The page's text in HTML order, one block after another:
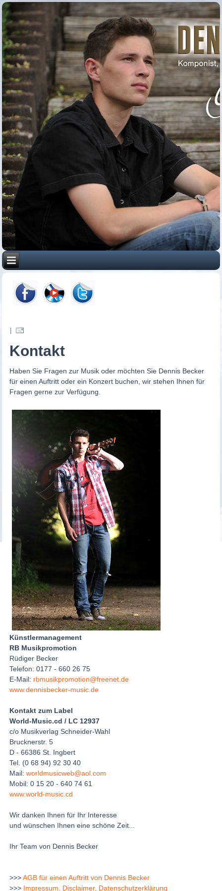
|
Kontakt
Haben Sie Fragen zur Musik oder möchten Sie Dennis Becker
für einen Auftritt oder ein Konzert buchen, wir stehen Ihnen für
Fragen gerne zur Verfügung.
Künstlermanagement
RB Musikpromotion
Rüdiger Becker
Telefon: 0177 - 660 26 75
E-Mail: rbmusikpromotion@freenet.de
www.dennisbecker-music.de
Kontakt zum Label
World-Music.cd / LC 12937
c/o Musikverlag Schneider-Wahl
Brucknerstr. 5
D - 66386 St. Ingbert
Tel. (0 68 94) 92 30 40
Mail:worldmusicweb@aol.com
Mobil: 0 15 20 - 640 74 61
www.world-music.cd
Wir danken Ihnen für Ihr Interesse
und wünschen Ihnen eine schöne Zeit...
Ihr Team von Dennis Becker
>>>AGB für einen Auftritt von Dennis Becker
>>> Impressum, Disclaimer, Datenschutzerklärung